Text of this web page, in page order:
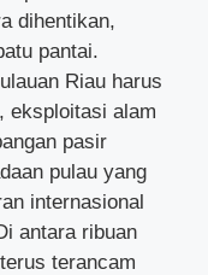
dihentikan,
pantai.
Riau harus
eksploitasi alam
pasir
pulau yang
internasional
antara ribuan
terancam